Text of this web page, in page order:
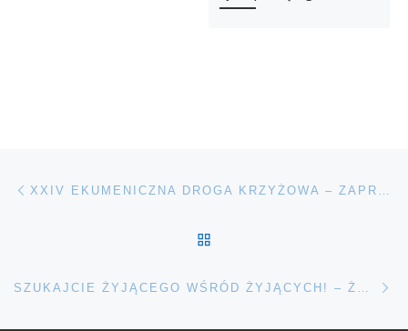
Nawigacja wpisu